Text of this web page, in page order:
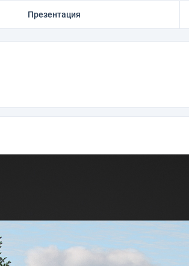
Презентация